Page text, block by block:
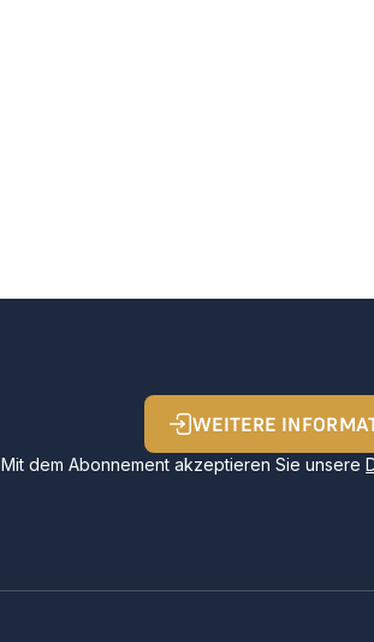
WEITERE
Mit dem Abonnement akzeptieren Sie unsere